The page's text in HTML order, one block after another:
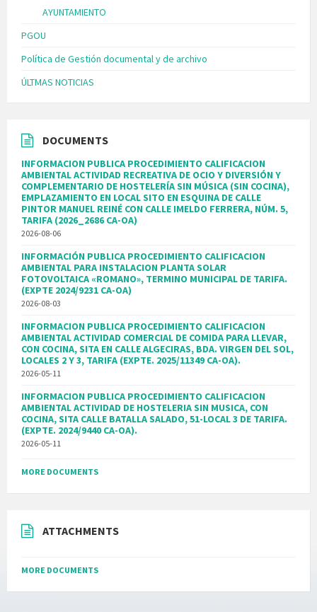
AYUNTAMIENTO
PGOU
Política de Gestión documental y de archivo
ÚLTMAS NOTICIAS
DOCUMENTS
INFORMACION PUBLICA PROCEDIMIENTO CALIFICACION
AMBIENTAL ACTIVIDAD RECREATIVA DE OCIO Y DIVERSIÓN Y
COMPLEMENTARIO DE HOSTELERÍA SIN MÚSICA (SIN COCINA),
EMPLAZAMIENTO EN LOCAL SITO EN ESQUINA DE CALLE
PINTOR MANUEL REINÉ CON CALLE IMELDO FERRERA, NÚM. 5,
TARIFA (2026_2686 CA-OA)
2026-08-06
INFORMACIÓN PUBLICA PROCEDIMIENTO CALIFICACION
AMBIENTAL PARA INSTALACION PLANTA SOLAR
FOTOVOLTAICA «ROMANO», TERMINO MUNICIPAL DE TARIFA.
(EXPTE 2024/9231 CA-OA)
2026-08-03
INFORMACION PUBLICA PROCEDIMIENTO CALIFICACION
AMBIENTAL ACTIVIDAD COMERCIAL DE COMIDA PARA LLEVAR,
CON COCINA, SITA EN CALLE ALGECIRAS, BDA. VIRGEN DEL SOL,
LOCALES 2 Y 3, TARIFA (EXPTE. 2025/11349 CA-OA).
2026-05-11
INFORMACION PUBLICA PROCEDIMIENTO CALIFICACION
AMBIENTAL ACTIVIDAD DE HOSTELERIA SIN MUSICA, CON
COCINA, SITA CALLE BATALLA SALADO, 51-LOCAL 3 DE TARIFA.
(EXPTE. 2024/9440 CA-OA).
2026-05-11
MORE DOCUMENTS
ATTACHMENTS
MORE DOCUMENTS